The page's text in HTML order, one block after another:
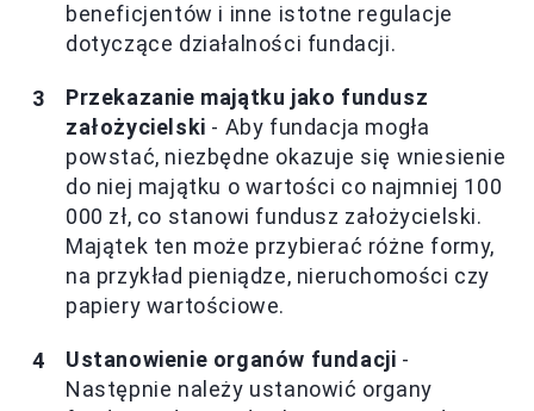
beneficjentów i inne istotne regulacje
dotyczące działalności fundacji.
Przekazanie majątku jako fundusz
założycielski - Aby fundacja mogła
powstać, niezbędne okazuje się wniesienie
do niej majątku o wartości co najmniej 100
000 zł, co stanowi fundusz założycielski.
Majątek ten może przybierać różne formy,
na przykład pieniądze, nieruchomości czy
papiery wartościowe.
Ustanowienie organów fundacji -
Następnie należy ustanowić organy